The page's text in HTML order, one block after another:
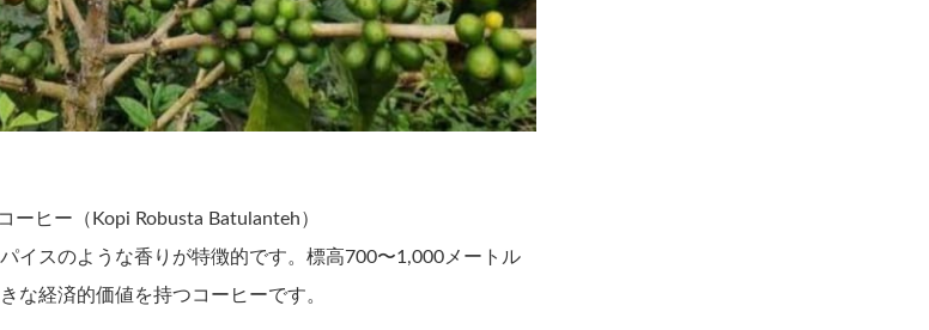
ヒー（Kopi Robusta Batulanteh）
イスのような香りが特徴的です。標高700〜1,000メートル
な経済的価値を持つコーヒーです。